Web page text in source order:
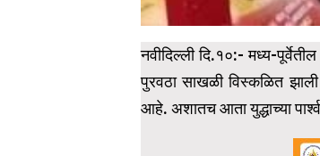
नवीदिल्ली दि.१०:- मध्य-
पुरवठा साखळी विस्कळित
आहे. अशातच आता युद्धाच्या